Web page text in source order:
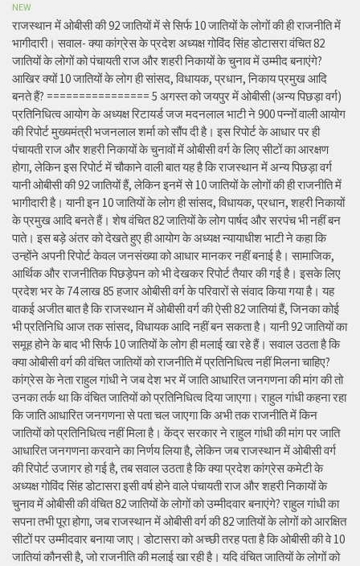
NEW
राजस्थान में ओबीसी की 92 जातियों में से सिर्फ 10 जातियों के लोगों की ही राजनीति में
भागीदारी। सवाल- क्या कांग्रेस के प्रदेश अध्यक्ष गोविंद सिंह डोटासरा वंचित 82
जातियों के लोगों को पंचायती राज और शहरी निकायों के चुनाव में उम्मीद बनाएंगे?
आखिर क्यों 10 जातियों के लोग ही सांसद, विधायक, प्रधान, निकाय प्रमुख आदि
बनते हैं? ================ 5 अगस्त को जयपुर में ओबीसी (अन्य पिछड़ा वर्ग)
प्रतिनिधित्व आयोग के अध्यक्ष रिटायर्ड जज मदनलाल भाटी ने 900 पन्नों वाली आयोग
की रिपोर्ट मुख्यमंत्री भजनलाल शर्मा को सौंप दी है। इस रिपोर्ट के आधार पर ही
पंचायती राज और शहरी निकायों के चुनावों में ओबीसी वर्ग के लिए सीटों का आरक्षण
होगा, लेकिन इस रिपोर्ट में चौकाने वाली बात यह है कि राजस्थान में अन्य पिछड़ा वर्ग
यानी ओबीसी की 92 जातियों हैं, लेकिन इनमें से 10 जातियों के लोगों की ही राजनीति में
भागीदारी है। यानी इन 10 जातियों के लोग ही सांसद, विधायक, प्रधान, शहरी निकायों
के प्रमुख आदि बनते हैं। शेष वंचित 82 जातियों के लोग पार्षद और सरपंच भी नहीं बन
पाते। इस बड़े अंतर को देखते हुए ही आयोग के अध्यक्ष न्यायाधीश भाटी ने कहा कि
उन्होंने अपनी रिपोर्ट केवल जनसंख्या को आधार मानकर नहीं बनाई है। सामाजिक,
आर्थिक और राजनीतिक पिछड़ेपन को भी देखकर रिपोर्ट तैयार की गई है। इसके लिए
प्रदेश भर के 74 लाख 85 हजार ओबीसी वर्ग के परिवारों से संवाद किया गया है। यह
वाकई अजीत बात है कि राजस्थान में ओबीसी वर्ग की ऐसी 82 जातियां हैं, जिनका कोई
भी प्रतिनिधि आज तक सांसद, विधायक आदि नहीं बन सकता है। यानी 92 जातियों का
समूह होने के बाद भी सिर्फ 10 जातियों के लोग ही मलाई खा रहे हैं। सवाल उठता है कि
क्या ओबीसी वर्ग की वंचित जातियों को राजनीति में प्रतिनिधित्व नहीं मिलना चाहिए?
कांग्रेस के नेता राहुल गांधी ने जब देश भर में जाति आधारित जनगणना की मांग की तो
उनका तर्क था कि वंचित जातियों को प्रतिनिधित्व दिया जाएगा। राहुल गांधी कहना रहा
कि जाति आधारित जनगणना से पता चल जाएगा कि अभी तक राजनीति में किन
जातियों को प्रतिनिधित्व नहीं मिला है। केंद्र सरकार ने राहुल गांधी की मांग पर जाति
आधारित जनगणना करवाने का निर्णय लिया है, लेकिन जब राजस्थान में ओबीसी वर्ग
की रिपोर्ट उजागर हो गई है, तब सवाल उठता है कि क्या प्रदेश कांग्रेस कमेटी के
अध्यक्ष गोविंद सिंह डोटासरा इसी वर्ष होने वाले पंचायती राज और शहरी निकायों के
चुनाव में ओबीसी की वंचित 82 जातियों के लोगों को उम्मीदवार बनाएंगे? राहुल गांधी का
सपना तभी पूरा होगा, जब राजस्थान में ओबीसी वर्ग की 82 जातियों के लोगों को आरक्षित
सीटों पर उम्मीदवार बनाया जाए। डोटासरा को अच्छी तरह पता है कि ओबीसी की वे 10
जातियां कौनसी है, जो राजनीति की मलाई खा रही है। यदि वंचित जातियों के लोगों को